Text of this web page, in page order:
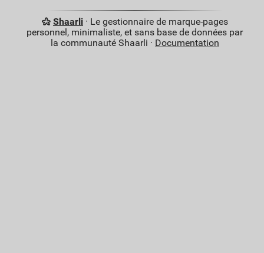
Shaarli· Le gestionnaire de marque-pages
personnel, minimaliste, et sans base de données par
la communauté Shaarli · Documentation